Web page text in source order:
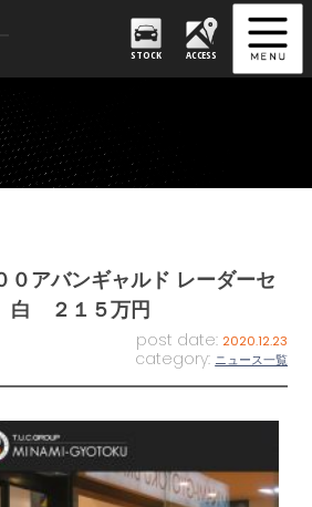
STOCK ACCESS
０アバンギャルド レーダーセ
白 ２１５万円
post date: 2020.12.23
category: ニュース一覧